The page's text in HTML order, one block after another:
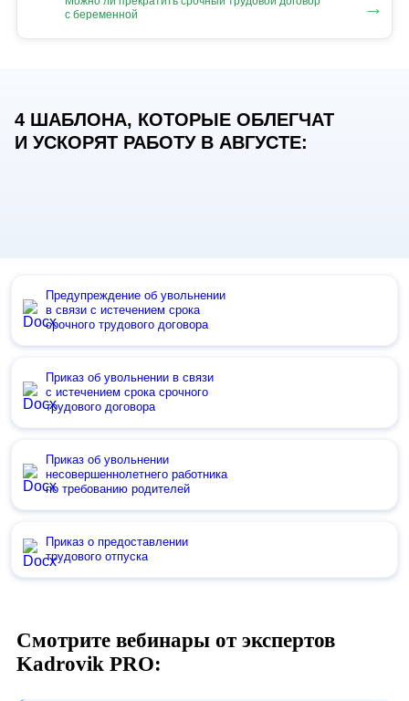
с беременной
→
4 ШАБЛОНА, КОТОРЫЕ ОБЛЕГЧАТ
И УСКОРЯТ РАБОТУ В АВГУСТЕ:
Предупреждение об увольнении
в связи с истечением срока
срочного трудового договора
Приказ об увольнении в связи
с истечением срока срочного
трудового договора
Приказ об увольнении
несовершеннолетнего работника
по требованию родителей
Приказ о предоставлении
трудового отпуска
Смотрите вебинары от экспертов
Kadrovik PRO: